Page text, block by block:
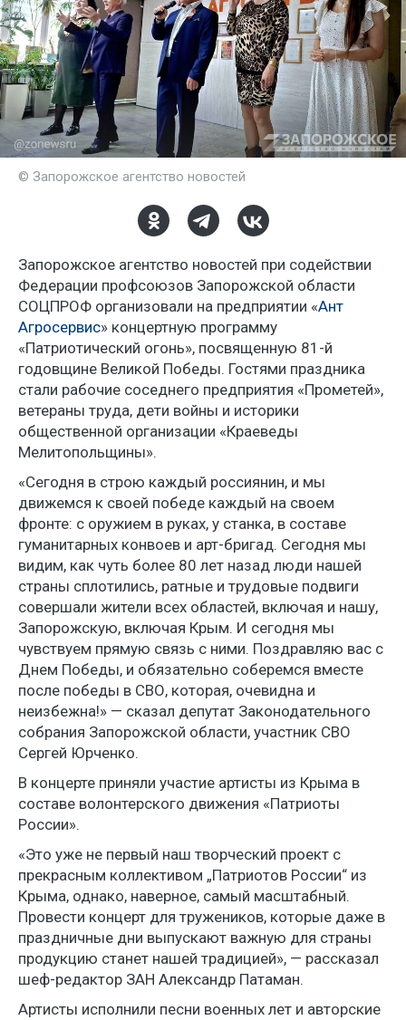
© Запорожское агентство новостей
Запорожское агентство новостей при содействии
Федерации профсоюзов Запорожской области
СОЦПРОФ организовали на предприятии «Ант
Агросервис» концертную программу
«Патриотический огонь», посвященную 81-й
годовщине Великой Победы. Гостями праздника
стали рабочие соседнего предприятия «Прометей»,
ветераны труда, дети войны и историки
общественной организации «Краеведы
Мелитопольщины».
«Сегодня в строю каждый россиянин, и мы
движемся к своей победе каждый на своем
фронте: с оружием в руках, у станка, в составе
гуманитарных конвоев и арт-бригад. Сегодня мы
видим, как чуть более 80 лет назад люди нашей
страны сплотились, ратные и трудовые подвиги
совершали жители всех областей, включая и нашу,
Запорожскую, включая Крым. И сегодня мы
чувствуем прямую связь с ними. Поздравляю вас с
Днем Победы, и обязательно соберемся вместе
после победы в СВО, которая, очевидна и
неизбежна!» — сказал депутат Законодательного
собрания Запорожской области, участник СВО
Сергей Юрченко.
В концерте приняли участие артисты из Крыма в
составе волонтерского движения «Патриоты
России».
«Это уже не первый наш творческий проект с
прекрасным коллективом „Патриотов России“ из
Крыма, однако, наверное, самый масштабный.
Провести концерт для тружеников, которые даже в
праздничные дни выпускают важную для страны
продукцию станет нашей традицией», — рассказал
шеф-редактор ЗАН Александр Патаман.
Артисты исполнили песни военных лет и авторские